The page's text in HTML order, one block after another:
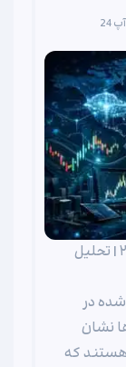
چشم‌انداز بازارهای جهانی در سال ۲۰۲۶ | تحلیل
در
نشان
هستند که